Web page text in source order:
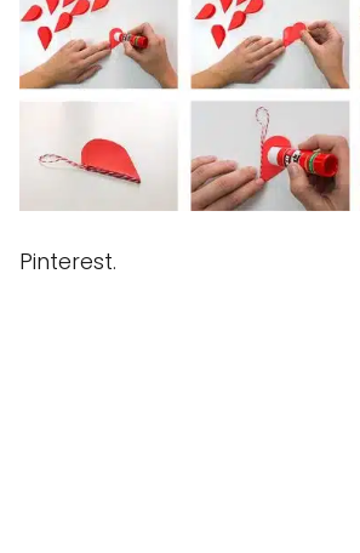
Pinterest.